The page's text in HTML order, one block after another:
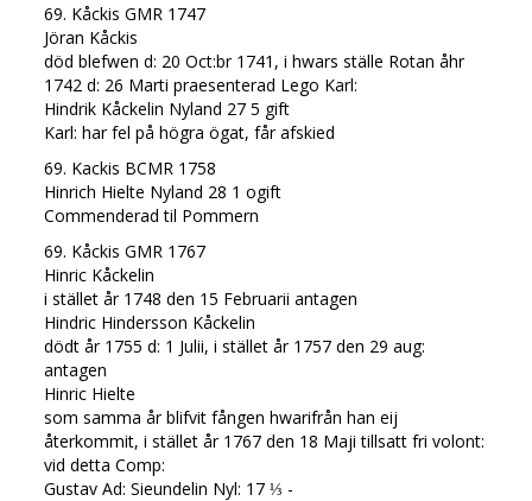
69. Kåckis GMR 1747
Jöran Kåckis
död blefwen d: 20 Oct:br 1741, i hwars ställe Rotan åhr
1742 d: 26 Marti praesenterad Lego Karl:
Hindrik Kåckelin Nyland 27 5 gift
Karl: har fel på högra ögat, får afskied
69. Kackis BCMR 1758
Hinrich Hielte Nyland 28 1 ogift
Commenderad til Pommern
69. Kåckis GMR 1767
Hinric Kåckelin
i stället år 1748 den 15 Februarii antagen
Hindric Hindersson Kåckelin
dödt år 1755 d: 1 Julii, i stället år 1757 den 29 aug:
antagen
Hinric Hielte
som samma år blifvit fången hwarifrån han eij
återkommit, i stället år 1767 den 18 Maji tillsatt fri volont:
vid detta Comp:
Gustav Ad: Sieundelin Nyl: 17 ⅓ -